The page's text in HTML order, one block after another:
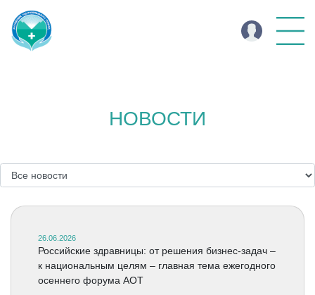
НОВОСТИ
26.06.2026
Российские здравницы: от решения бизнес-задач –
к национальным целям – главная тема ежегодного
осеннего форума АОТ